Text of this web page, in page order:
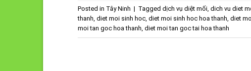
Posted in Tây Ninh | Tagged dịch vụ diệt mối, dich vu diet
thanh, diet moi sinh hoc, diet moi sinh hoc hoa thanh, diet
moi tan goc hoa thanh, diet moi tan goc tai hoa thanh